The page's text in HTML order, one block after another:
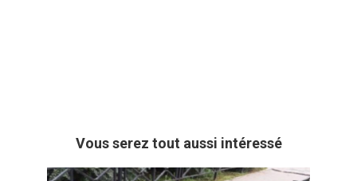
Vous serez tout aussi intéressé